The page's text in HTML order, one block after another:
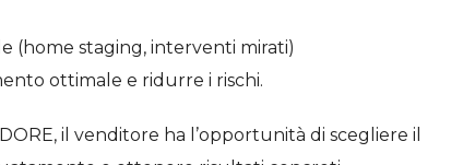
(home staging, interventi mirati)
ottimale e ridurre i rischi.
il venditore ha l’opportunità di scegliere il